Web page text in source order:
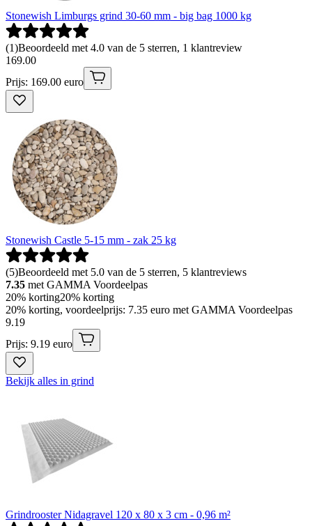
Stonewish Limburgs grind 30-60 mm - big bag 1000 kg
(1)Beoordeeld met 4.0 van de 5 sterren, 1 klantreview
169.00
Prijs: 169.00 euro
Stonewish Castle 5-15 mm - zak 25 kg
(5)Beoordeeld met 5.0 van de 5 sterren, 5 klantreviews
7.35 met GAMMA Voordeelpas
20% korting20% korting
20% korting, voordeelprijs: 7.35 euro met GAMMA Voordeelpas
9.19
Prijs: 9.19 euro
Bekijk alles in grind
Grindrooster Nidagravel 120 x 80 x 3 cm - 0,96 m²